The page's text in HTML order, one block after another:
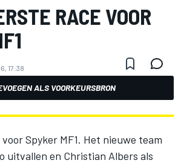
RACE VOOR
17:38
ALS VOORKEURSBRON
Spyker MF1. Het nieuwe team
uitvallen en Christian Albers als